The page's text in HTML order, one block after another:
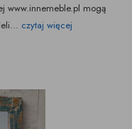
www.innemeble.pl mogą
czytaj więcej